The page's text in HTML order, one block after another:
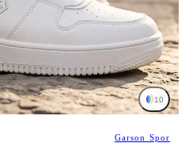
10
Garson Spor